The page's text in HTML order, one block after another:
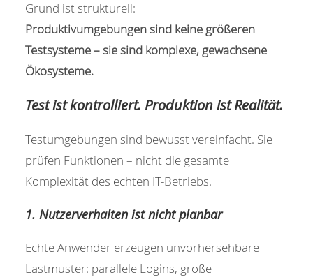
Grund ist strukturell:
Produktivumgebungen sind keine größeren
Testsysteme – sie sind komplexe, gewachsene
Ökosysteme.
Test ist kontrolliert. Produktion ist Realität.
Testumgebungen sind bewusst vereinfacht. Sie
prüfen Funktionen – nicht die gesamte
Komplexität des echten IT-Betriebs.
1. Nutzerverhalten ist nicht planbar
Echte Anwender erzeugen unvorhersehbare
Lastmuster: parallele Logins, große